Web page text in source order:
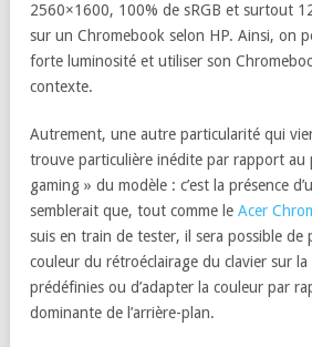
2560×1600, 100% de sRGB et surtout
sur un Chromebook selon HP. Ainsi, on
forte luminosité et utiliser son
contexte.
Autrement, une autre particularité qui
trouve particulière inédite par rapport au
gaming » du modèle : c’est la présence
semblerait que, tout comme le Acer
suis en train de tester, il sera possible de
couleur du rétroéclairage du clavier sur la
prédéfinies ou d’adapter la couleur par
dominante de l’arrière-plan.